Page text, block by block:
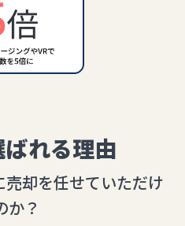
れる理由
却を任せていただけ
か？